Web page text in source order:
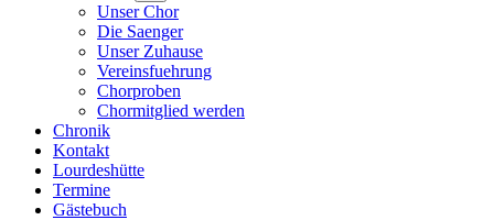
Unser Chor
Die Saenger
Unser Zuhause
Vereinsfuehrung
Chorproben
Chormitglied werden
Chronik
Kontakt
Lourdeshütte
Termine
Gästebuch